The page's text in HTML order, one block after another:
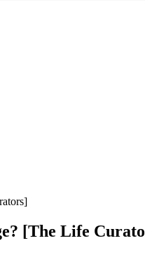
[The Life